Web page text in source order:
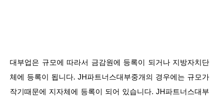
대부업은 규모에 따라서 금감원에 등록이 되거나 지방자치단
체에 등록이 됩니다. JH파트너스대부중개의 경우에는 규모가
작기때문에 지자체에 등록이 되어 있습니다. JH파트너스대부